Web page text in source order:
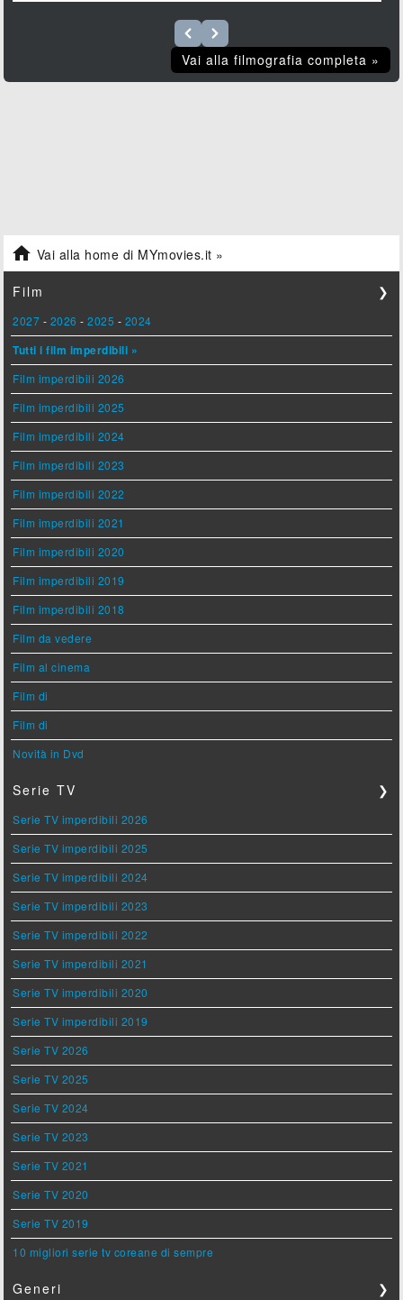
Vai alla filmografia completa »
 Vai alla home di MYmovies.it »
Film ❯
2027 - 2026 -2025 - 2024
Tutti i film imperdibili »
Film imperdibili 2026
Film imperdibili 2025
Film imperdibili 2024
Film imperdibili 2023
Film imperdibili 2022
Film imperdibili 2021
Film imperdibili 2020
Film imperdibili 2019
Film imperdibili 2018
Film da vedere
Film al cinema
Film di
Film di
Novità in Dvd
Serie TV ❯
Serie TV imperdibili 2026
Serie TV imperdibili 2025
Serie TV imperdibili 2024
Serie TV imperdibili 2023
Serie TV imperdibili 2022
Serie TV imperdibili 2021
Serie TV imperdibili 2020
Serie TV imperdibili 2019
Serie TV 2026
Serie TV 2025
Serie TV 2024
Serie TV 2023
Serie TV 2021
Serie TV 2020
Serie TV 2019
10 migliori serie tv coreane di sempre
Generi ❯